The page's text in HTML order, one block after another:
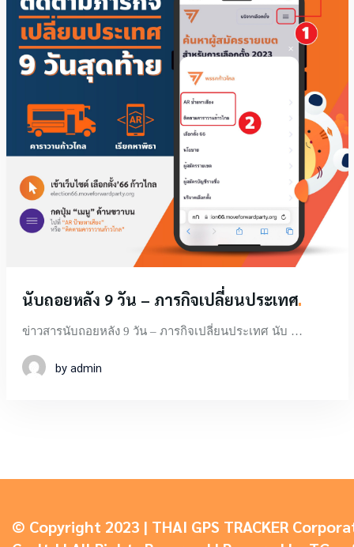
นับถอยหลัง 9 วัน – ภารกิจเปลี่ยนประเทศ
ข่าวสารนับถอยหลัง 9 วัน – ภารกิจเปลี่ยนประเทศ นับ …
by admin
© Copyright 2023 | THAI GPS TRACKER